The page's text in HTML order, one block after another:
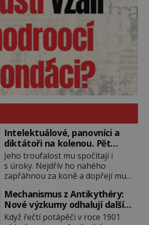
Intelektuálové, panovníci a
diktátoři na kolenou. Pět
posledních okamžiků před
popravou
Jeho troufalost mu spočítají i
s úroky. Nejdřív ho nahého
zapřáhnou za koně a dopřejí mu
Když ho pak věší, myslí si, že útrapy
skončily. Těsně předtím, než ztratí
vědomí ho odříznou a začnou jeho
Mechanismus z Antikythéry:
Nové výzkumy odhalují další
překvapení o starověkém
Když řečtí potápěči v roce 1901